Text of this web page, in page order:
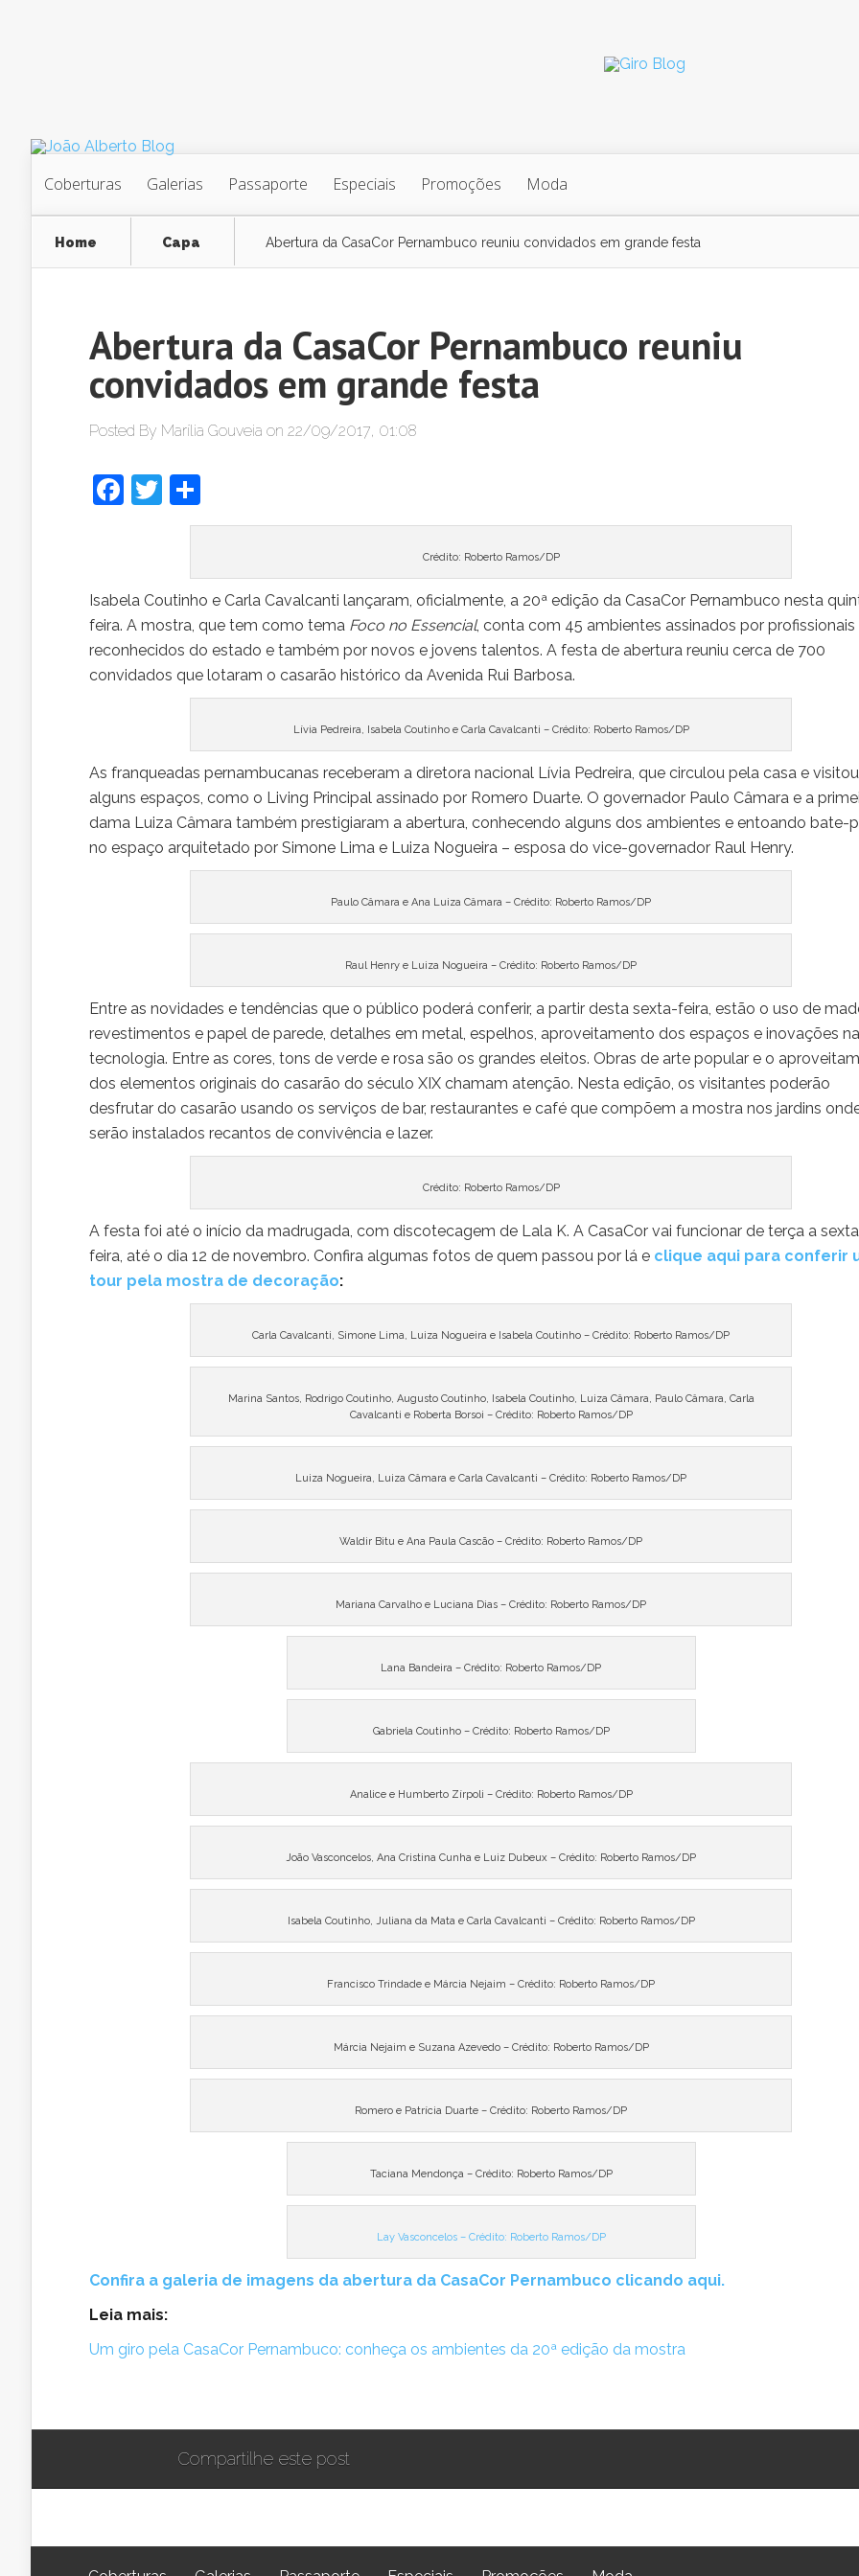
Coberturas Galerias Passaporte Especiais Promoções Moda
Home Capa Abertura da CasaCor Pernambuco reuniu convidados em grande festa
Abertura da CasaCor Pernambuco reuniu
convidados em grande festa
Posted By Marília Gouveia on 22/09/2017, 01:08
Facebook
Twitter
Crédito: Roberto Ramos/DP
Isabela Coutinho e Carla Cavalcanti lançaram, oficialmente, a 20ª edição da CasaCor Pernambuco nesta
feira. A mostra, que tem como tema Foco no Essencial, conta com 45 ambientes assinados por profissionais
reconhecidos do estado e também por novos e jovens talentos. A festa de abertura reuniu cerca de 700
convidados que lotaram o casarão histórico da Avenida Rui Barbosa.
Lívia Pedreira, Isabela Coutinho e Carla Cavalcanti – Crédito: Roberto Ramos/DP
As franqueadas pernambucanas receberam a diretora nacional Lívia Pedreira, que circulou pela casa e visitou
alguns espaços, como o Living Principal assinado por Romero Duarte. O governador Paulo Câmara e a
dama Luiza Câmara também prestigiaram a abertura, conhecendo alguns dos ambientes e entoando bate-
no espaço arquitetado por Simone Lima e Luiza Nogueira – esposa do vice-governador Raul Henry.
Paulo Câmara e Ana Luiza Câmara – Crédito: Roberto Ramos/DP
Raul Henry e Luiza Nogueira – Crédito: Roberto Ramos/DP
Entre as novidades e tendências que o público poderá conferir, a partir desta sexta-feira, estão o uso de
revestimentos e papel de parede, detalhes em metal, espelhos, aproveitamento dos espaços e inovações na
tecnologia. Entre as cores, tons de verde e rosa são os grandes eleitos. Obras de arte popular e o
dos elementos originais do casarão do século XIX chamam atenção. Nesta edição, os visitantes poderão
desfrutar do casarão usando os serviços de bar, restaurantes e café que compõem a mostra nos jardins
serão instalados recantos de convivência e lazer.
Crédito: Roberto Ramos/DP
A festa foi até o início da madrugada, com discotecagem de Lala K. A CasaCor vai funcionar de terça a
feira, até o dia 12 de novembro. Confira algumas fotos de quem passou por lá e clique aqui para conferir
tour pela mostra de decoração:
Carla Cavalcanti, Simone Lima, Luiza Nogueira e Isabela Coutinho – Crédito: Roberto Ramos/DP
Marina Santos, Rodrigo Coutinho, Augusto Coutinho, Isabela Coutinho, Luiza Câmara, Paulo Câmara, Carla
Cavalcanti e Roberta Borsoi – Crédito: Roberto Ramos/DP
Luiza Nogueira, Luiza Câmara e Carla Cavalcanti – Crédito: Roberto Ramos/DP
Waldir Bitu e Ana Paula Cascão – Crédito: Roberto Ramos/DP
Mariana Carvalho e Luciana Dias – Crédito: Roberto Ramos/DP
Lana Bandeira – Crédito: Roberto Ramos/DP
Gabriela Coutinho – Crédito: Roberto Ramos/DP
Analice e Humberto Zírpoli – Crédito: Roberto Ramos/DP
João Vasconcelos, Ana Cristina Cunha e Luiz Dubeux – Crédito: Roberto Ramos/DP
Isabela Coutinho, Juliana da Mata e Carla Cavalcanti – Crédito: Roberto Ramos/DP
Francisco Trindade e Márcia Nejaim – Crédito: Roberto Ramos/DP
Márcia Nejaim e Suzana Azevedo – Crédito: Roberto Ramos/DP
Romero e Patrícia Duarte – Crédito: Roberto Ramos/DP
Taciana Mendonça – Crédito: Roberto Ramos/DP
Lay Vasconcelos – Crédito: Roberto Ramos/DP
Confira a galeria de imagens da abertura da CasaCor Pernambuco clicando aqui.
Leia mais:
Um giro pela CasaCor Pernambuco: conheça os ambientes da 20ª edição da mostra
Compartilhe este post